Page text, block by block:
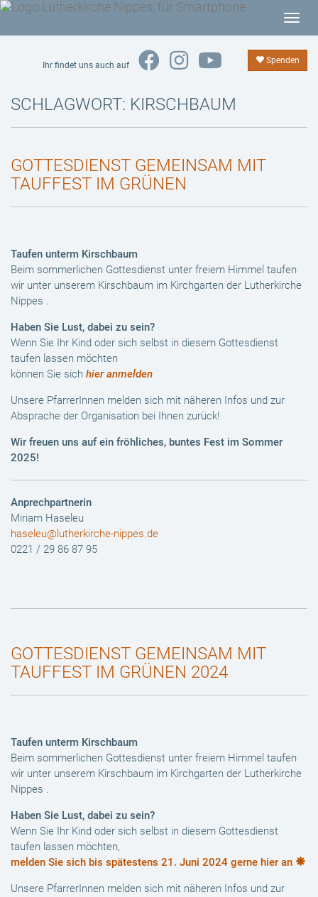
T
o
g
g
n
o
n
Ihr findet uns auch auf Spenden
SCHLAGWORT: KIRSCHBAUM
GOTTESDIENST GEMEINSAM MIT
TAUFFEST IM GRÜNEN
Taufen unterm Kirschbaum
Beim sommerlichen Gottesdienst unter freiem Himmel taufen
wir unter unserem Kirschbaum im Kirchgarten der Lutherkirche
Nippes .
Haben Sie Lust, dabei zu sein?
Wenn Sie Ihr Kind oder sich selbst in diesem Gottesdienst
taufen lassen möchten
können Sie sich hier anmelden
Unsere PfarrerInnen melden sich mit näheren Infos und zur
Absprache der Organisation bei Ihnen zurück!
Wir freuen uns auf ein fröhliches, buntes Fest im Sommer
2025!
Anprechpartnerin
Miriam Haseleu
haseleu@lutherkirche-nippes.de
0221 / 29 86 87 95
GOTTESDIENST GEMEINSAM MIT
TAUFFEST IM GRÜNEN 2024
Taufen unterm Kirschbaum
Beim sommerlichen Gottesdienst unter freiem Himmel taufen
wir unter unserem Kirschbaum im Kirchgarten der Lutherkirche
Nippes .
Haben Sie Lust, dabei zu sein?
Wenn Sie Ihr Kind oder sich selbst in diesem Gottesdienst
taufen lassen möchten,
melden Sie sich bis spätestens 21. Juni 2024 gerne hier an
Unsere PfarrerInnen melden sich mit näheren Infos und zur